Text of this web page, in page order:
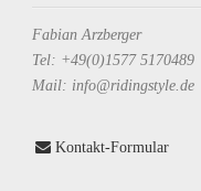
Fabian Arzberger
Tel: +49(0)1577 5170489
Mail: info@ridingstyle.de
Kontakt-Formular